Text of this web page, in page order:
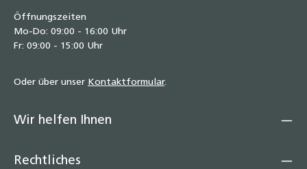
Öffnungszeiten
Mo-Do: 09:00 - 16:00 Uhr
Fr: 09:00 - 15:00 Uhr
Oder über unser Kontaktformular.
Wir helfen Ihnen
Rechtliches